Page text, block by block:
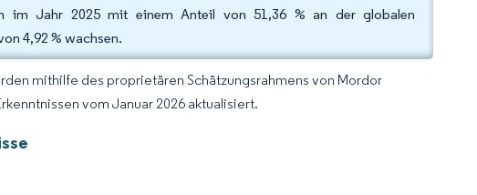
im Jahr 2025 mit einem Anteil von 51,36 % an der globalen
4,92 % wachsen.
mithilfe des proprietären Schätzungsrahmens von Mordor
vom Januar 2026 aktualisiert.